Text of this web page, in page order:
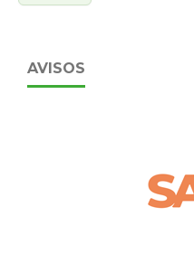
AVISOS